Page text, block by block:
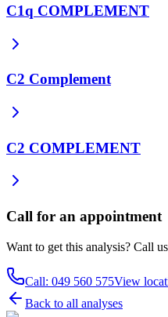
C1q COMPLEMENT
C2 Complement
C2 COMPLEMENT
Call for an appointment
Want to get this analysis? Call
Call: 049 560 575View
Back to all analyses